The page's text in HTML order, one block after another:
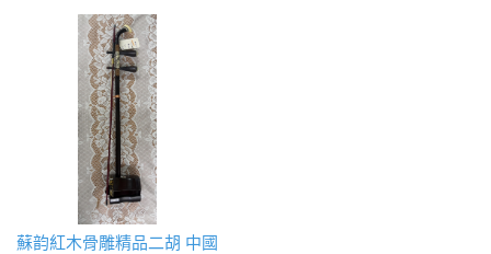
蘇韵紅木骨雕精品二胡 中國